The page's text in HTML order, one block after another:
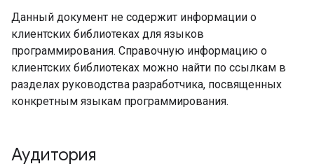
Данный документ не содержит информации о
клиентских библиотеках для языков
программирования. Справочную информацию о
клиентских библиотеках можно найти по ссылкам в
разделах руководства разработчика, посвященных
конкретным языкам программирования.
Аудитория